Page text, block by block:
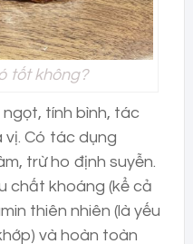
tốt không?
tính bình, tác
vị. Có tác dụng
trừ ho định suyễn.
chất khoáng (kể cả
thiên nhiên (là yếu
và hoàn toàn